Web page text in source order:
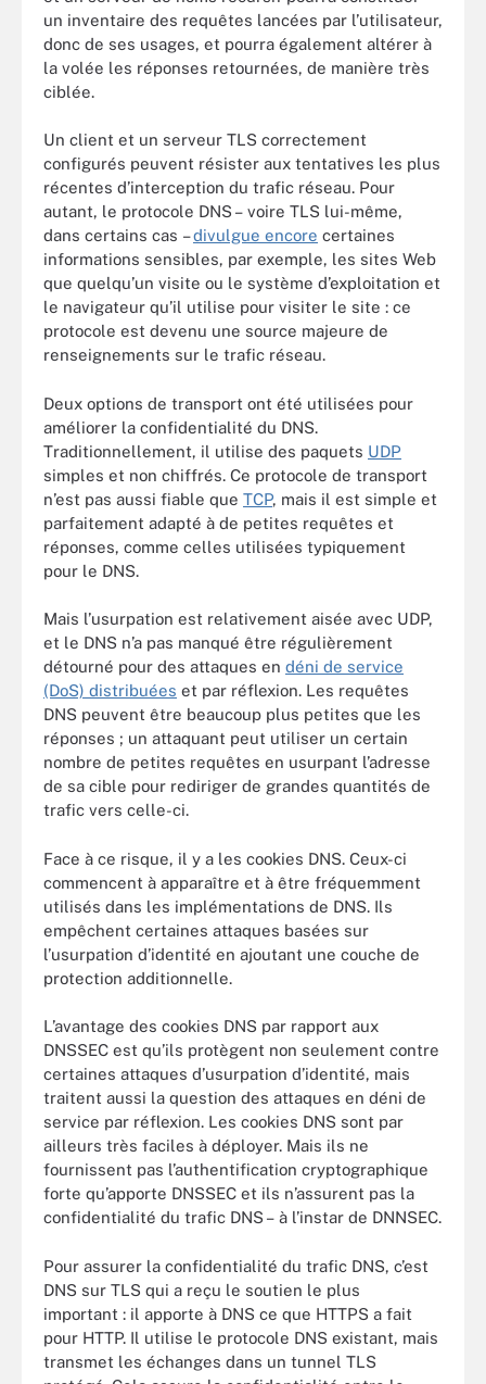
un inventaire des requêtes lancées par l’utilisateur,
donc de ses usages, et pourra également altérer à
la volée les réponses retournées, de manière très
ciblée.
Un client et un serveur TLS correctement
configurés peuvent résister aux tentatives les plus
récentes d’interception du trafic réseau. Pour
autant, le protocole DNS – voire TLS lui-même,
dans certains cas –divulgue encore certaines
informations sensibles, par exemple, les sites Web
que quelqu’un visite ou le système d’exploitation et
le navigateur qu’il utilise pour visiter le site : ce
protocole est devenu une source majeure de
renseignements sur le trafic réseau.
Deux options de transport ont été utilisées pour
améliorer la confidentialité du DNS.
Traditionnellement, il utilise des paquets UDP
simples et non chiffrés. Ce protocole de transport
n’est pas aussi fiable que TCP, mais il est simple et
parfaitement adapté à de petites requêtes et
réponses, comme celles utilisées typiquement
pour le DNS.
Mais l’usurpation est relativement aisée avec UDP,
et le DNS n’a pas manqué être régulièrement
détourné pour des attaques en déni de service
(DoS) distribuées et par réflexion. Les requêtes
DNS peuvent être beaucoup plus petites que les
réponses ; un attaquant peut utiliser un certain
nombre de petites requêtes en usurpant l’adresse
de sa cible pour rediriger de grandes quantités de
trafic vers celle-ci.
Face à ce risque, il y a les cookies DNS. Ceux-ci
commencent à apparaître et à être fréquemment
utilisés dans les implémentations de DNS. Ils
empêchent certaines attaques basées sur
l’usurpation d’identité en ajoutant une couche de
protection additionnelle.
L’avantage des cookies DNS par rapport aux
DNSSEC est qu’ils protègent non seulement contre
certaines attaques d’usurpation d’identité, mais
traitent aussi la question des attaques en déni de
service par réflexion. Les cookies DNS sont par
ailleurs très faciles à déployer. Mais ils ne
fournissent pas l’authentification cryptographique
forte qu’apporte DNSSEC et ils n’assurent pas la
confidentialité du trafic DNS – à l’instar de DNNSEC.
Pour assurer la confidentialité du trafic DNS, c’est
DNS sur TLS qui a reçu le soutien le plus
important : il apporte à DNS ce que HTTPS a fait
pour HTTP. Il utilise le protocole DNS existant, mais
transmet les échanges dans un tunnel TLS